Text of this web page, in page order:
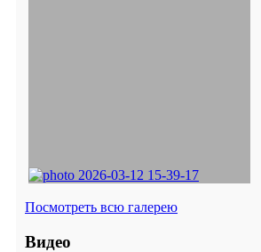
Посмотреть всю галерею
Видео